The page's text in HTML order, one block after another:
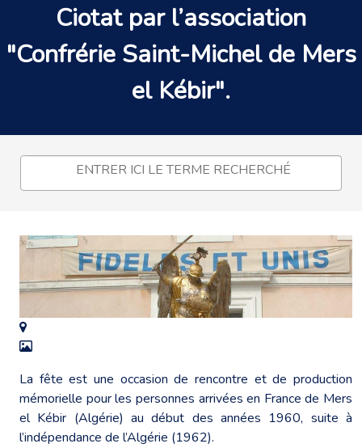
Ciotatpar l’association
"ConfrérieSaint-Michel de Mers
el Kébir".
La fête est une occasion de rencontre et de production
mémorielle pour les personnes arrivées en France de Mers
el Kébir (Algérie) au début des années 1960, suite à
l’indépendance de l’Algérie (1962).